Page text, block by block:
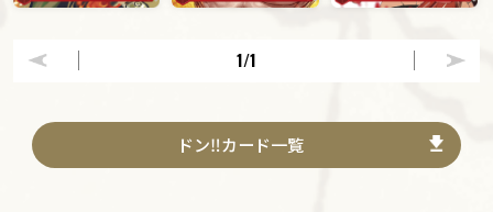
1/1
ドン‼カード一覧